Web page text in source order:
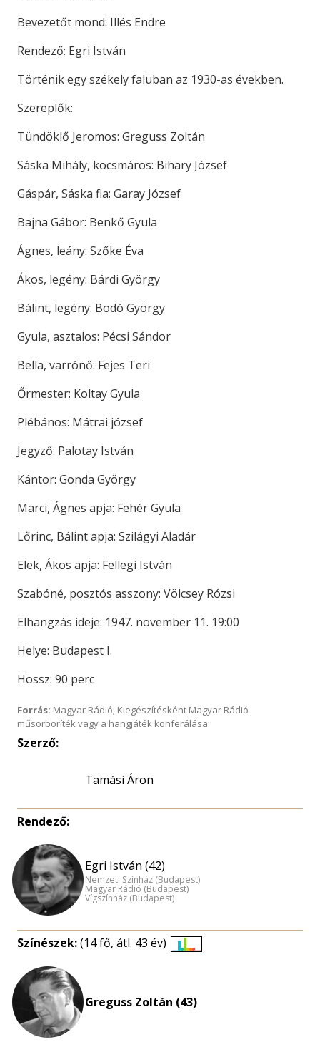
Bevezetőt mond: Illés Endre
Rendező: Egri István
Történik egy székely faluban az 1930-as években.
Szereplők:
Tündöklő Jeromos: Greguss Zoltán
Sáska Mihály, kocsmáros: Bihary József
Gáspár, Sáska fia: Garay József
Bajna Gábor: Benkő Gyula
Ágnes, leány: Szőke Éva
Ákos, legény: Bárdi György
Bálint, legény: Bodó György
Gyula, asztalos: Pécsi Sándor
Bella, varrónő: Fejes Teri
Őrmester: Koltay Gyula
Plébános: Mátrai józsef
Jegyző: Palotay István
Kántor: Gonda György
Marci, Ágnes apja: Fehér Gyula
Lőrinc, Bálint apja: Szilágyi Aladár
Elek, Ákos apja: Fellegi István
Szabóné, posztós asszony: Völcsey Rózsi
Elhangzás ideje: 1947. november 11. 19:00
Helye: Budapest I.
Hossz: 90 perc
Forrás: Magyar Rádió; Kiegészítésként Magyar Rádió
műsorboríték vagy a hangjáték konferálása
Szerző:
Tamási Áron
Rendező:
Egri István (42)
Nemzeti Színház (Budapest)
Magyar Rádió (Budapest)
Vígszínház (Budapest)
Színészek:(14 fő, átl. 43 év)
Greguss Zoltán (43)